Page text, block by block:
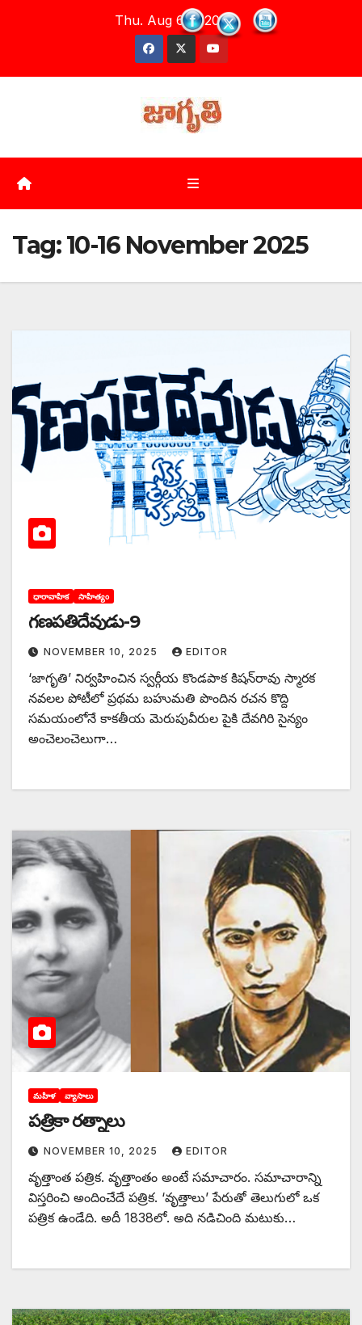
Thu. Aug 6th, 2026
Tag:10-16 November 2025
ధారావాహిక సాహిత్యం
గణపతిదేవుడు-9
NOVEMBER 10, 2025 EDITOR
‘జాగృతి’ నిర్వహించిన స్వర్గీయ కొండపాక కిషన్‌రావు స్మారక
నవలల పోటీలో ప్రథమ బహుమతి పొందిన రచన కొద్ది
సమయంలోనే కాకతీయ మెరుపువీరుల పైకి దేవగిరి సైన్యం
అంచెలంచెలుగా…
మహిళ వ్యాసాలు
పత్రికా రత్నాలు
NOVEMBER 10, 2025 EDITOR
వృత్తాంత పత్రిక. వృత్తాంతం అంటే సమాచారం. సమాచారాన్ని
విస్తరించి అందించేదే పత్రిక. ‘వృత్తాలు’ పేరుతో తెలుగులో ఒక
పత్రిక ఉండేది. అదీ 1838లో. అది నడిచింది మటుకు…